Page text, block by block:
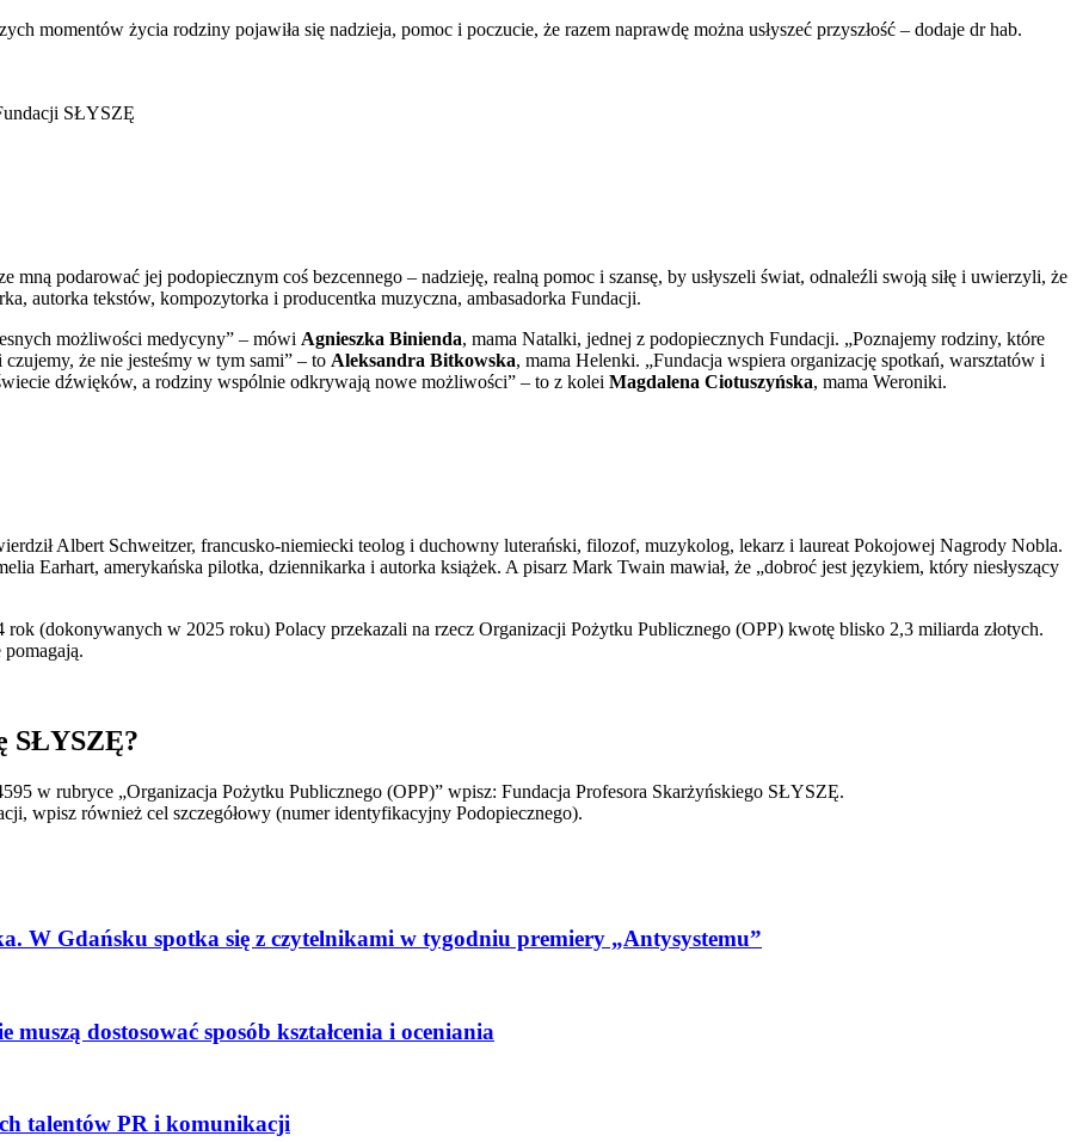
momentów życia rodziny pojawiła się nadzieja, pomoc i poczucie, że razem naprawdę można usłyszeć przyszłość – dodaje dr hab.
SŁYSZĘ
podarować jej podopiecznym coś bezcennego – nadzieję, realną pomoc i szansę, by usłyszeli świat, odnaleźli swoją siłę i uwierzyli, że
autorka tekstów, kompozytorka i producentka muzyczna, ambasadorka Fundacji.
możliwości medycyny” – mówi Agnieszka Binienda, mama Natalki, jednej z podopiecznych Fundacji. „Poznajemy rodziny, które
że nie jesteśmy w tym sami” – to Aleksandra Bitkowska, mama Helenki. „Fundacja wspiera organizację spotkań, warsztatów i
dźwięków, a rodziny wspólnie odkrywają nowe możliwości” – to z kolei Magdalena Ciotuszyńska, mama Weroniki.
Albert Schweitzer, francusko-niemiecki teolog i duchowny luterański, filozof, muzykolog, lekarz i laureat Pokojowej Nagrody Nobla.
Earhart, amerykańska pilotka, dziennikarka i autorka książek. A pisarz Mark Twain mawiał, że „dobroć jest językiem, który niesłyszący
rok (dokonywanych w 2025 roku) Polacy przekazali na rzecz Organizacji Pożytku Publicznego (OPP) kwotę blisko 2,3 miliarda złotych.
SŁYSZĘ?
w rubryce „Organizacja Pożytku Publicznego (OPP)” wpisz: Fundacja Profesora Skarżyńskiego SŁYSZĘ.
wpisz również cel szczegółowy (numer identyfikacyjny Podopiecznego).
W Gdańsku spotka się z czytelnikami w tygodniu premiery „Antysystemu”
muszą dostosować sposób kształcenia i oceniania
talentów PR i komunikacji